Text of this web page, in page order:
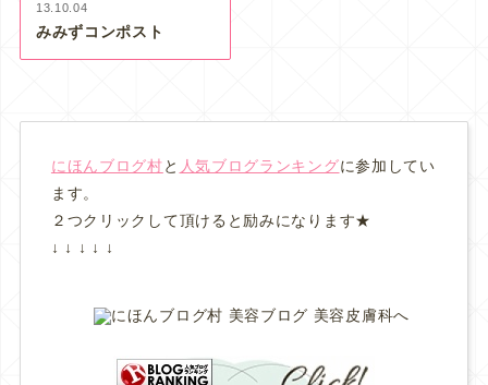
13.10.04
みみずコンポスト
にほんブログ村と 人気ブログランキングに参加してい
ます。
２つクリックして頂けると励みになります★
↓ ↓ ↓ ↓ ↓